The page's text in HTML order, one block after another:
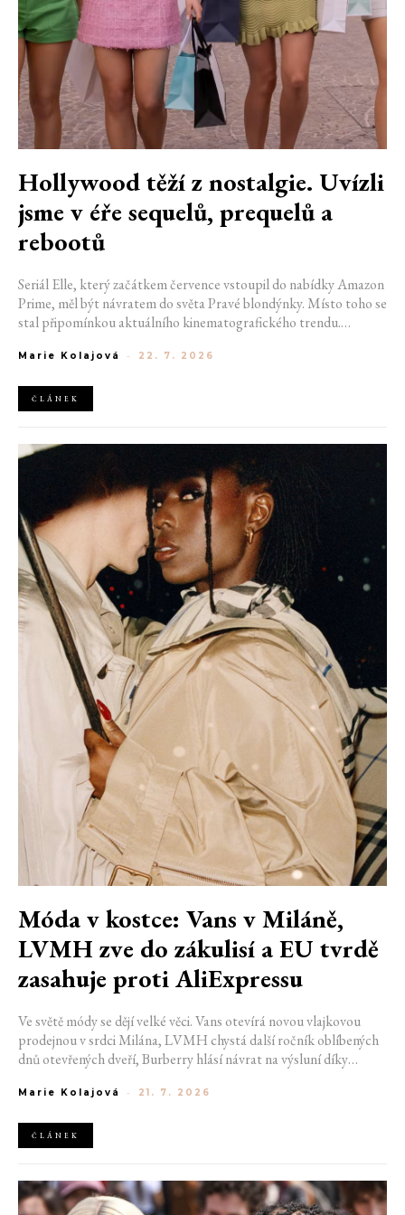
Hollywood těží z nostalgie. Uvízli
jsme v éře sequelů, prequelů a
rebootů
Seriál Elle, který začátkem července vstoupil do nabídky Amazon
Prime, měl být návratem do světa Pravé blondýnky. Místo toho se
stal připomínkou aktuálního kinematografického trendu.
Prequely, sequely, spin-offy i rebooty zaplnily kina i streamovací
vzácností. Proč se filmový průmysl tak moc bojí nových nápadů?
A můžeme si za to sami?
Marie Kolajová - 22. 7. 2026
ČLÁNEK
Móda v kostce: Vans v Miláně,
LVMH zve do zákulisí a EU tvrdě
zasahuje proti AliExpressu
Ve světě módy se dějí velké věci. Vans otevírá novou vlajkovou
prodejnou v srdci Milána, LVMH chystá další ročník oblíbených
dnů otevřených dveří, Burberry hlásí návrat na výsluní díky
AliExpress.
Marie Kolajová - 21. 7. 2026
ČLÁNEK